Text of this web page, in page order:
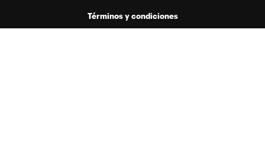
Términos y condiciones